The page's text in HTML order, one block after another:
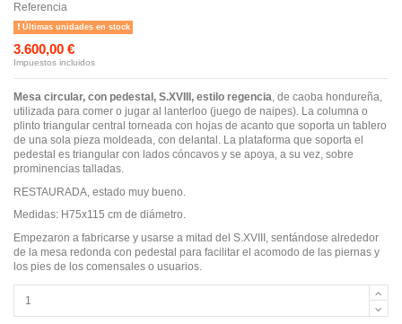
Referencia
Últimas unidades en stock
3.600,00 €
Impuestos incluidos
Mesa circular, con pedestal, S.XVIII, estilo regencia, de caoba hondureña,
utilizada para comer o jugar al lanterloo (juego de naipes). La columna o
plinto triangular central torneada con hojas de acanto que soporta un tablero
de una sola pieza moldeada, con delantal. La plataforma que soporta el
pedestal es triangular con lados cóncavos y se apoya, a su vez, sobre
prominencias talladas.
RESTAURADA, estado muy bueno.
Medidas: H75x115 cm de diámetro.
Empezaron a fabricarse y usarse a mitad del S.XVIII, sentándose alrededor
de la mesa redonda con pedestal para facilitar el acomodo de las piernas y
los pies de los comensales o usuarios.